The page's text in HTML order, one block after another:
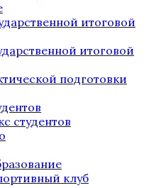
итоговой
итоговой
подготовки
студентов
клуб